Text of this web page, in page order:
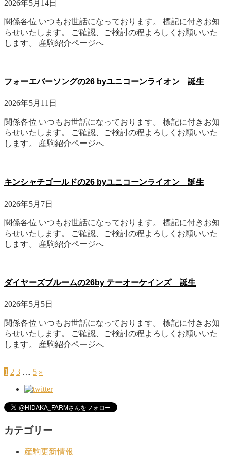
2026年5月14日
関係各位 いつもお世話になっております。 標記に付きお知
らせいたします。 ご確認、ご検討の程よろしくお願いいた
します。 産駒紹介ページへ
フォーエバーソングの26 byユニコーンライオン 誕生
2026年5月11日
関係各位 いつもお世話になっております。 標記に付きお知
らせいたします。 ご確認、ご検討の程よろしくお願いいた
します。 産駒紹介ページへ
キンシャチゴールドの26 byユニコーンライオン 誕生
2026年5月7日
関係各位 いつもお世話になっております。 標記に付きお知
らせいたします。 ご確認、ご検討の程よろしくお願いいた
します。 産駒紹介ページへ
ダイヤーズブルームの26by テーオーケインズ 誕生
2026年5月5日
関係各位 いつもお世話になっております。 標記に付きお知
らせいたします。 ご確認、ご検討の程よろしくお願いいた
します。 産駒紹介ページへ
1 2 3 … 5 »
カテゴリー
産駒更新情報